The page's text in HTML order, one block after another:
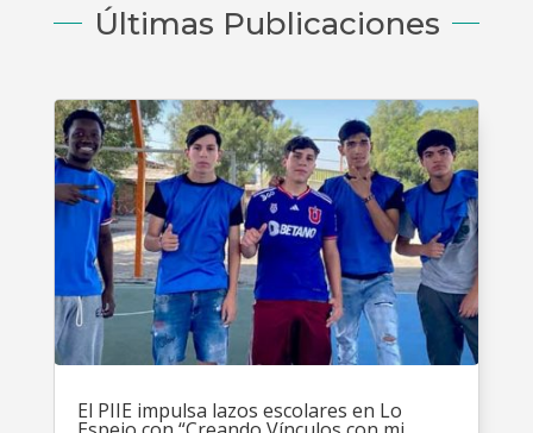
Últimas Publicaciones
El PIIE impulsa lazos escolares en Lo